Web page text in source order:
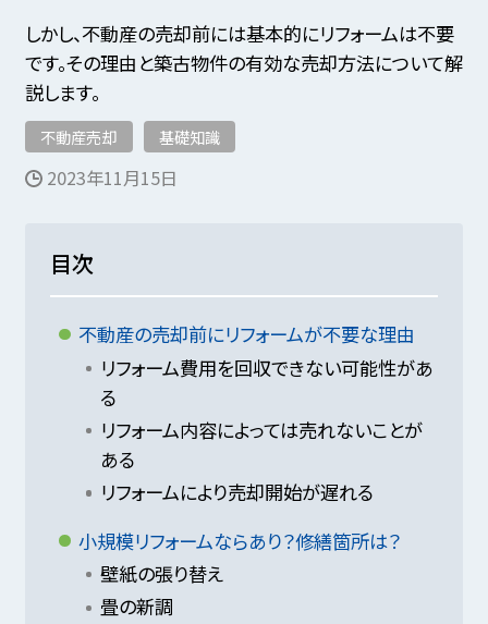
しかし、不動産の売却前には基本的にリフォームは不要
です。その理由と築古物件の有効な売却方法について解
説します。
不動産売却 基礎知識
2023年11月15日
目次
不動産の売却前にリフォームが不要な理由
リフォーム費用を回収できない可能性があ
る
リフォーム内容によっては売れないことが
ある
リフォームにより売却開始が遅れる
小規模リフォームならあり？修繕箇所は？
壁紙の張り替え
畳の新調